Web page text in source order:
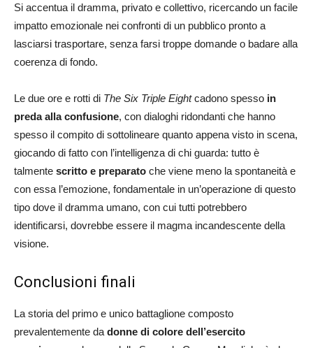
Si accentua il dramma, privato e collettivo, ricercando un facile
impatto emozionale nei confronti di un pubblico pronto a
lasciarsi trasportare, senza farsi troppe domande o badare alla
coerenza di fondo.
Le due ore e rotti di The Six Triple Eightcadono spesso in
preda alla confusione, con dialoghi ridondanti che hanno
spesso il compito di sottolineare quanto appena visto in scena,
giocando di fatto con l’intelligenza di chi guarda: tutto è
talmente scritto e preparato che viene meno la spontaneità e
con essa l’emozione, fondamentale in un’operazione di questo
tipo dove il dramma umano, con cui tutti potrebbero
identificarsi, dovrebbe essere il magma incandescente della
visione.
Conclusioni finali
La storia del primo e unico battaglione composto
prevalentemente da donne di colore dell’esercito